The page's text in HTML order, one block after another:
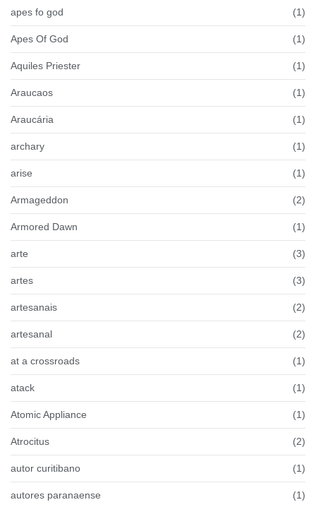
apes fo god (1)
Apes Of God (1)
Aquiles Priester (1)
Araucaos (1)
Araucária (1)
archary (1)
arise (1)
Armageddon (2)
Armored Dawn (1)
arte (3)
artes (3)
artesanais (2)
artesanal (2)
at a crossroads (1)
atack (1)
Atomic Appliance (1)
Atrocitus (2)
autor curitibano (1)
autores paranaense (1)